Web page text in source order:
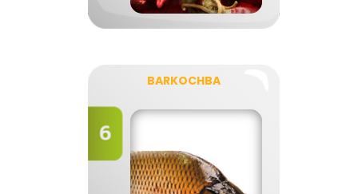
BARKOCHBA